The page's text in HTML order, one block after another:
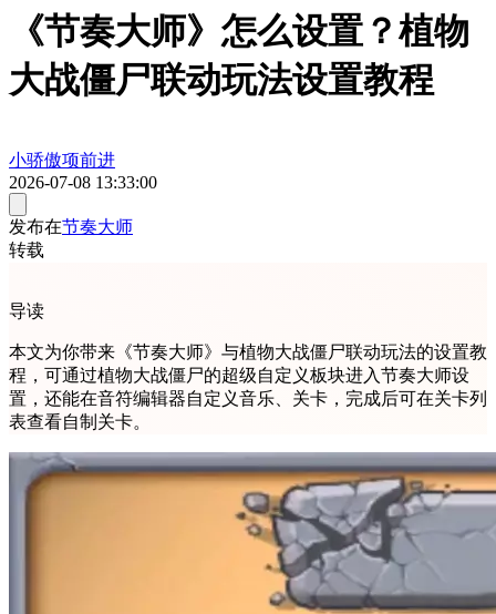
《节奏大师》怎么设置？植物
大战僵尸联动玩法设置教程
小骄傲项前进
2026-07-08 13:33:00
发布在节奏大师
转载
导读
本文为你带来《节奏大师》与植物大战僵尸联动玩法的设置教
程，可通过植物大战僵尸的超级自定义板块进入节奏大师设
置，还能在音符编辑器自定义音乐、关卡，完成后可在关卡列
表查看自制关卡。